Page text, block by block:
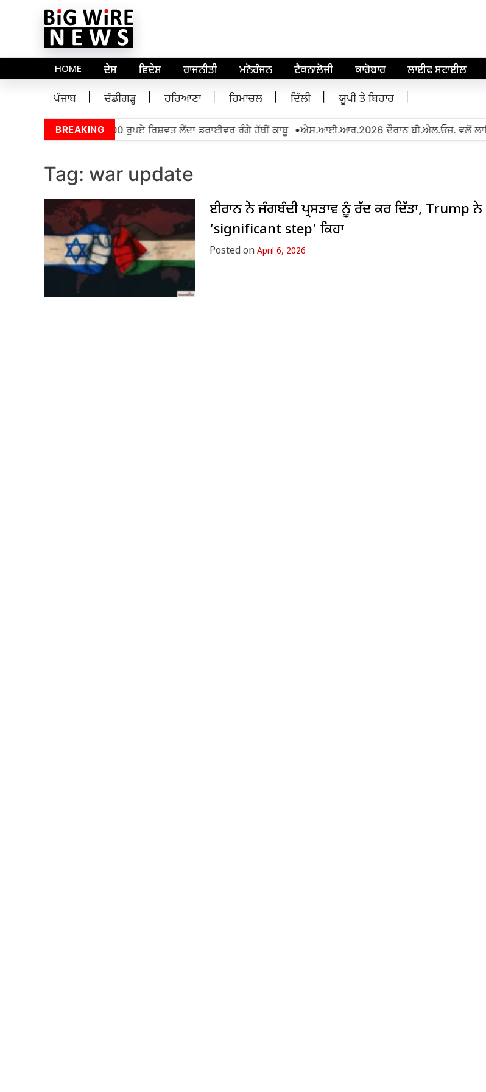
HOME ਦੇਸ਼ ਵਿਦੇਸ਼ ਰਾਜਨੀਤੀ ਮਨੋਰੰਜਨ ਟੈਕਨਾਲੋਜੀ ਕਾਰੋਬਾਰ ਲਾਈਫ ਸਟਾਈਲ
ਪੰਜਾਬ ਚੰਡੀਗੜ੍ਹ ਹਰਿਆਣਾ ਹਿਮਾਚਲ ਦਿੱਲੀ ਯੂਪੀ ਤੇ ਬਿਹਾਰ
BREAKING
ਵਿਜੀਲੈਂਸ ਬਿਊਰੋ ਵੱਲੋਂ 5,000 ਰੁਪਏ ਰਿਸ਼ਵਤ ਲੈਂਦਾ ਡਰਾਈਵਰ ਰੰਗੇ ਹੱਥੀਂ ਕਾਬੂ • ਐਸ.ਆਈ.ਆਰ.2026 ਦੌਰਾਨ ਬੀ.ਐਲ.ਓਜ. ਵਲੋਂ
Tag: war update
ਈਰਾਨ ਨੇ ਜੰਗਬੰਦੀ ਪ੍ਰਸਤਾਵ ਨੂੰ ਰੱਦ ਕਰ ਦਿੱਤਾ, Trump
‘significant step’ ਕਿਹਾ
Posted on April 6, 2026